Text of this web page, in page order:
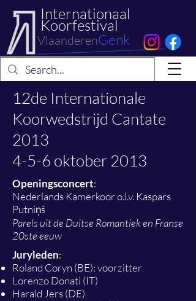
Internationaal
Koorfestival
VlaanderenGenk
12de Internationale
Koorwedstrijd Cantate
2013
4-5-6 oktober 2013
Openingsconcert:
Nederlands Kamerkoor o.l.v. Kaspars
Putniņš
Parels uit de Duitse Romantiek en Franse
20ste eeuw
Juryleden:
Roland Coryn (BE): voorzitter
Lorenzo Donati (IT)
Harald Jers (DE)